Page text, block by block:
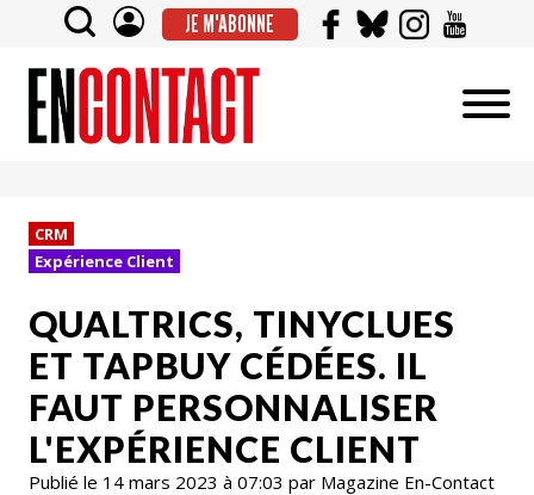
JE M'ABONNE
CRM
Expérience Client
QUALTRICS, TINYCLUES
ET TAPBUY CÉDÉES. IL
FAUT PERSONNALISER
L'EXPÉRIENCE CLIENT
Publié le 14 mars 2023 à 07:03 par Magazine En-Contact